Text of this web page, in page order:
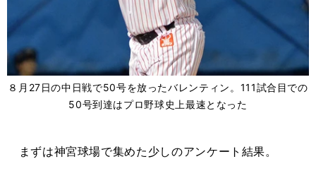
８月27日の中日戦で50号を放ったバレンティン。111試合目での
50号到達はプロ野球史上最速となった
まずは神宮球場で集めた少しのアンケート結果。